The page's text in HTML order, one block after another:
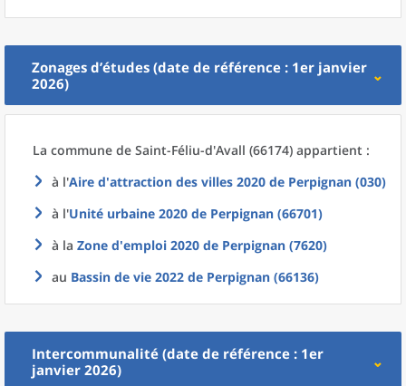
Zonages d’études (date de référence : 1er janvier
2026)
La commune de Saint-Féliu-d'Avall (66174) appartient :
à l'Aire d'attraction des villes 2020 de Perpignan (030)
à l'Unité urbaine 2020 de Perpignan (66701)
à la Zone d'emploi 2020 de Perpignan (7620)
au Bassin de vie 2022 de Perpignan (66136)
Intercommunalité (date de référence : 1er
janvier 2026)